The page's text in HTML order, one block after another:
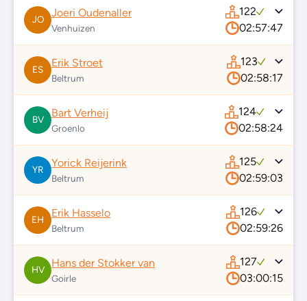
JO
Joeri Oudenaller
Venhuizen
122
02:57:47
ES
Erik Stroet
Beltrum
123
02:58:17
BV
Bart Verheij
Groenlo
124
02:58:24
YR
Yorick Reijerink
Beltrum
125
02:59:03
EH
Erik Hasselo
Beltrum
126
02:59:26
HV
Hans der Stokker van
Goirle
127
03:00:15